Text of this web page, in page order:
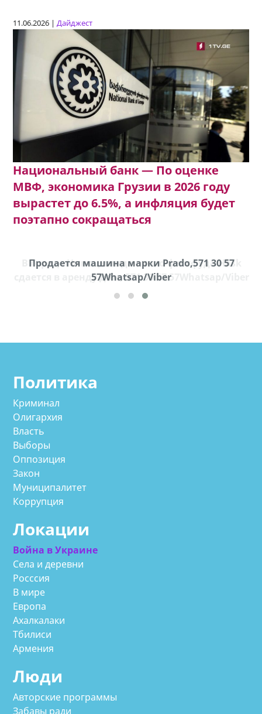
11.06.2026 |Дайджест
Национальный банк — По оценке
МВФ, экономика Грузии в 2026 году
вырастет до 6.5%, а инфляция будет
поэтапно сокращаться
Продается машина марки Prado,571 30 57
57Whatsap/Viber
Политика
Криминал
Олигархия
Власть
Выборы
Оппозиция
Закон
Муниципалитет
Коррупция
Локации
Война в Украине
Села и деревни
Росссия
В мире
Европа
Ахалкалаки
Тбилиси
Армения
Люди
Авторские программы
Забавы ради